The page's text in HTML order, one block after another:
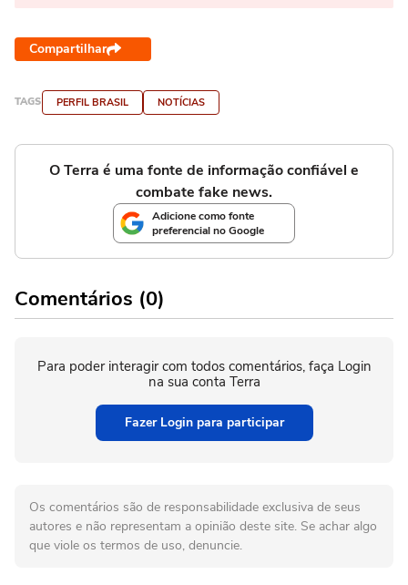
Compartilhar
TAGS PERFIL BRASIL NOTÍCIAS
O Terra é uma fonte de informação confiável e
combate fake news.
Adicione como fonte
preferencial no Google
Comentários (0)
Para poder interagir com todos comentários, faça Login
na sua conta Terra
Fazer Login para participar
Os comentários são de responsabilidade exclusiva de seus
autores e não representam a opinião deste site. Se achar algo
que viole os termos de uso, denuncie.